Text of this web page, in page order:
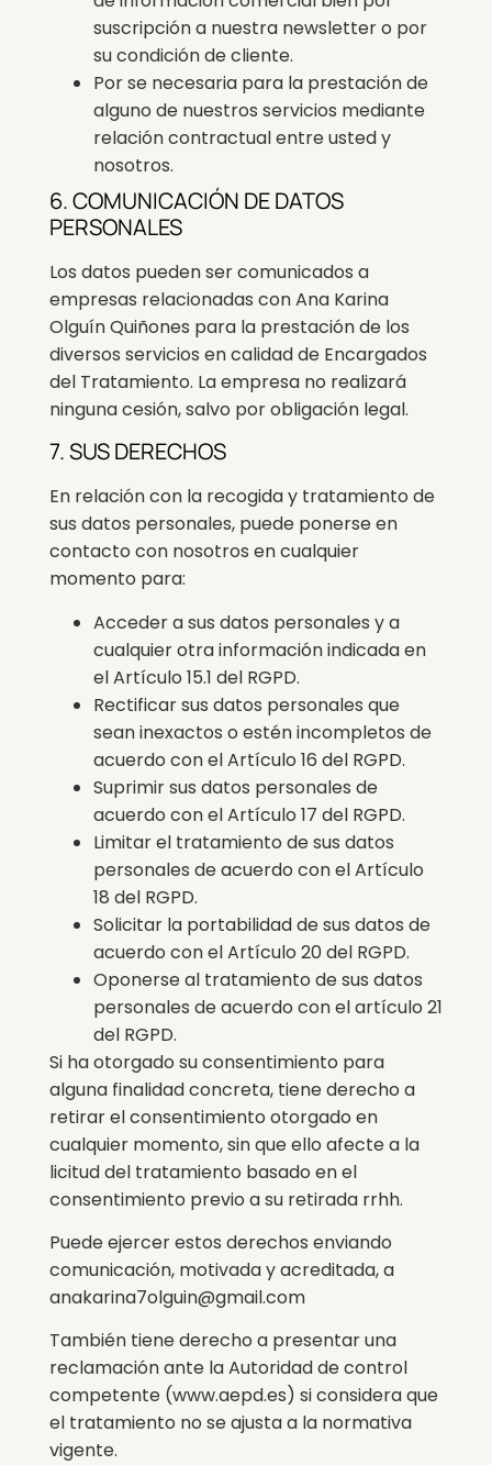
suscripción a nuestra newsletter o por
su condición de cliente.
Por se necesaria para la prestación de
alguno de nuestros servicios mediante
relación contractual entre usted y
nosotros.
6. COMUNICACIÓN DE DATOS
PERSONALES
Los datos pueden ser comunicados a
empresas relacionadas con Ana Karina
Olguín Quiñones para la prestación de los
diversos servicios en calidad de Encargados
del Tratamiento. La empresa no realizará
ninguna cesión, salvo por obligación legal.
7. SUS DERECHOS
En relación con la recogida y tratamiento de
sus datos personales, puede ponerse en
contacto con nosotros en cualquier
momento para:
Acceder a sus datos personales y a
cualquier otra información indicada en
el Artículo 15.1 del RGPD.
Rectificar sus datos personales que
sean inexactos o estén incompletos de
acuerdo con el Artículo 16 del RGPD.
Suprimir sus datos personales de
acuerdo con el Artículo 17 del RGPD.
Limitar el tratamiento de sus datos
personales de acuerdo con el Artículo
18 del RGPD.
Solicitar la portabilidad de sus datos de
acuerdo con el Artículo 20 del RGPD.
Oponerse al tratamiento de sus datos
personales de acuerdo con el artículo 21
del RGPD.
Si ha otorgado su consentimiento para
alguna finalidad concreta, tiene derecho a
retirar el consentimiento otorgado en
cualquier momento, sin que ello afecte a la
licitud del tratamiento basado en el
consentimiento previo a su retirada rrhh.
Puede ejercer estos derechos enviando
comunicación, motivada y acreditada, a
anakarina7olguin@gmail.com
También tiene derecho a presentar una
reclamación ante la Autoridad de control
competente (www.aepd.es) si considera que
el tratamiento no se ajusta a la normativa
vigente.